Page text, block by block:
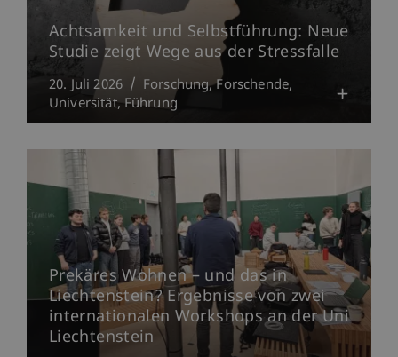
Achtsamkeit und Selbstführung: Neue
Studie zeigt Wege aus der Stressfalle
20. Juli 2026 Forschung Forschende
Universität Führung
Prekäres Wohnen – und das in
Liechtenstein? Ergebnisse von zwei
internationalen Workshops an der Uni
Liechtenstein